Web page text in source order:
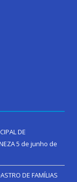
DE
5 de junho de
DE FAMÍLIAS